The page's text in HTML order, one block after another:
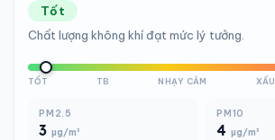
Tốt
Chất lượng không khí đạt mức lý tưởng.
TỐT TB NHẠY CẢM XẤU
PM2.5
3 µg/m³
PM10
4 µg/m³